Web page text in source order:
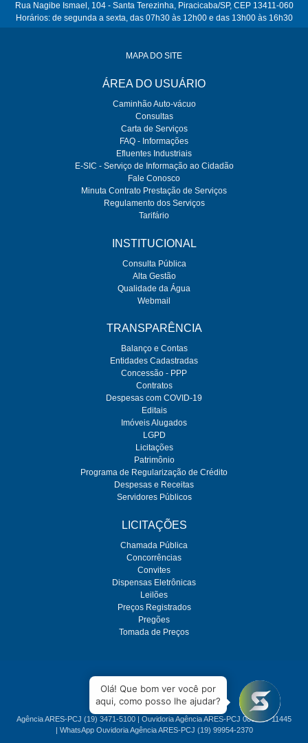
Rua Nagibe Ismael, 104 - Santa Terezinha, Piracicaba/SP, CEP 13411-060
Horários: de segunda a sexta, das 07h30 às 12h00 e das 13h00 às 16h30
MAPA DO SITE
ÁREA DO USUÁRIO
Caminhão Auto-vácuo
Consultas
Carta de Serviços
FAQ - Informações
Efluentes Industriais
E-SIC - Serviço de Informação ao Cidadão
Fale Conosco
Minuta Contrato Prestação de Serviços
Regulamento dos Serviços
Tarifário
INSTITUCIONAL
Consulta Pública
Alta Gestão
Qualidade da Água
Webmail
TRANSPARÊNCIA
Balanço e Contas
Entidades Cadastradas
Concessão - PPP
Contratos
Despesas com COVID-19
Editais
Imóveis Alugados
LGPD
Licitações
Patrimônio
Programa de Regularização de Crédito
Despesas e Receitas
Servidores Públicos
LICITAÇÕES
Chamada Pública
Concorrências
Convites
Dispensas Eletrônicas
Leilões
Preços Registrados
Pregões
Tomada de Preços
O SEMAE é regulado pela ARES-PCJ
Agência ARES-PCJ (19) 3471-5100 | Ouvidoria Agência ARES-PCJ 0800 77 11445
| WhatsApp Ouvidoria Agência ARES-PCJ (19) 99954-2370
Olá! Que bom ver você por
aqui, como posso lhe ajudar?